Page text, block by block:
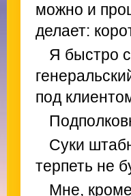
можно и
делает:
Я быстро
под
Суки
терпеть не
Мне,